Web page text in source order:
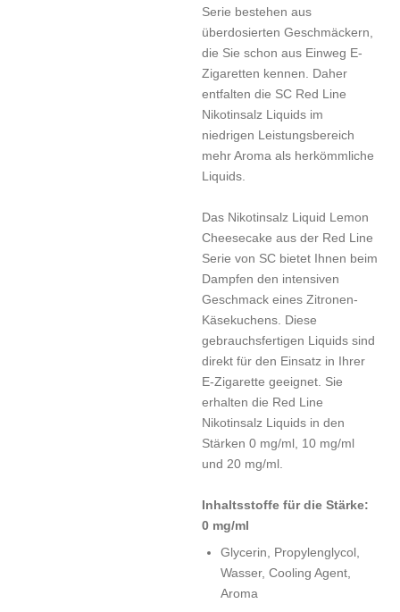
Serie bestehen aus
überdosierten Geschmäckern,
die Sie schon aus Einweg E-
Zigaretten kennen. Daher
entfalten die SC Red Line
Nikotinsalz Liquids im
niedrigen Leistungsbereich
mehr Aroma als herkömmliche
Liquids.
Das Nikotinsalz Liquid Lemon
Cheesecake aus der Red Line
Serie von SC bietet Ihnen beim
Dampfen den intensiven
Geschmack eines Zitronen-
Käsekuchens. Diese
gebrauchsfertigen Liquids sind
direkt für den Einsatz in Ihrer
E-Zigarette geeignet. Sie
erhalten die Red Line
Nikotinsalz Liquids in den
Stärken 0 mg/ml, 10 mg/ml
und 20 mg/ml.
Inhaltsstoffe für die Stärke:
0 mg/ml
Glycerin, Propylenglycol,
Wasser, Cooling Agent,
Aroma